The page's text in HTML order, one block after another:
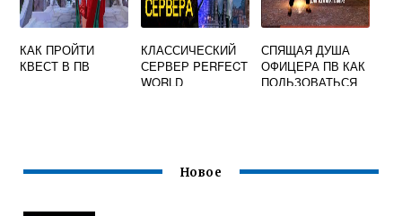
КАК ПРОЙТИ
КВЕСТ В ПВ
КЛАССИЧЕСКИЙ
СЕРВЕР PERFECT
WORLD
СПЯЩАЯ ДУША
ОФИЦЕРА ПВ КАК
ПОЛЬЗОВАТЬСЯ
Новое